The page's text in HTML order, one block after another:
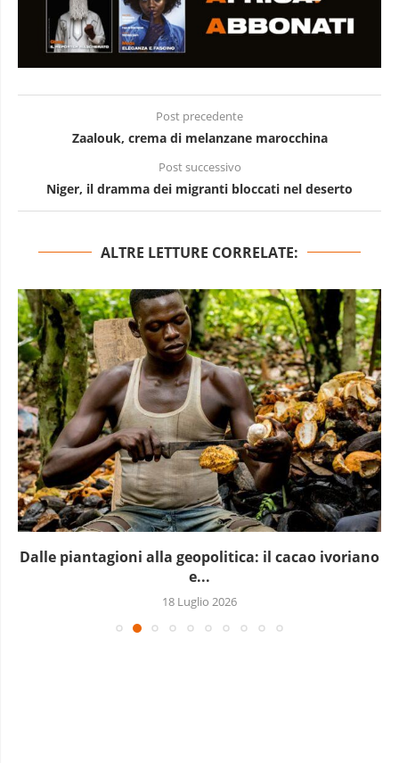
Post precedente
Zaalouk, crema di melanzane marocchina
Post successivo
Niger, il dramma dei migranti bloccati nel deserto
ALTRE LETTURE CORRELATE:
Dalle piantagioni alla geopolitica: il cacao ivoriano
e...
18 Luglio 2026